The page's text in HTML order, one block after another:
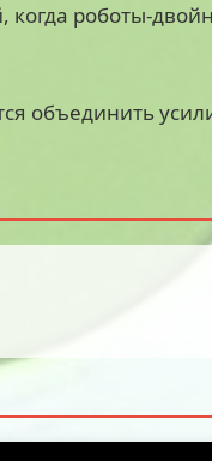
роботы-
объединить